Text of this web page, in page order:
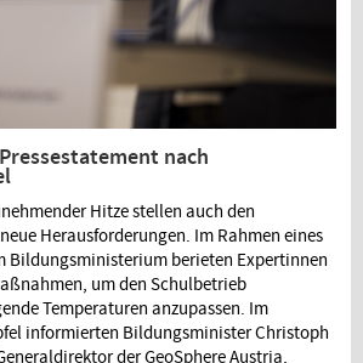
nach
Hitze stellen auch den
Herausforderungen. Im Rahmen eines
Bildungsministerium berieten Expertinnen
um den Schulbetrieb
Temperaturen anzupassen. Im
informierten Bildungsminister Christoph
der GeoSphere Austria,